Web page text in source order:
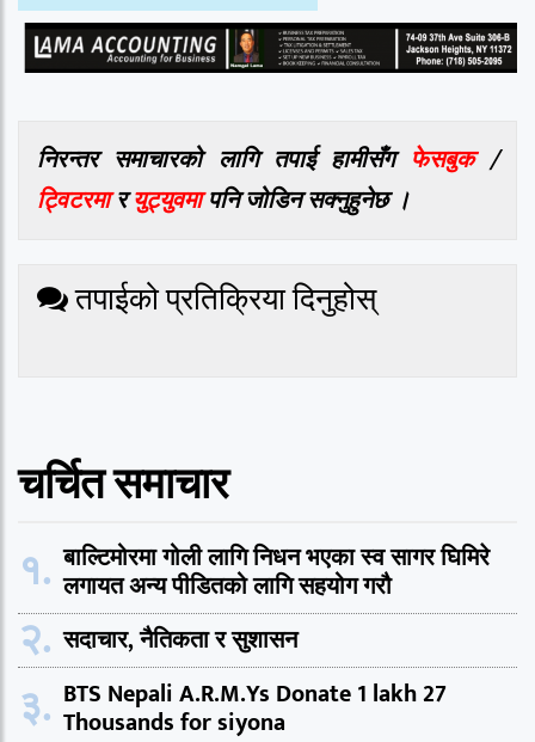
निरन्तर समाचारको लागि तपाई हामीसँग फेसबुक/
ट्विटरमारयुट्युवमापनि जोडिन सक्नुहुनेछ ।
तपाईको प्रतिक्रिया दिनुहोस्
चर्चित समाचार
१. बाल्टिमोरमा गोली लागि निधन भएका स्व सागर घिमिरे
लगायत अन्य पीडितको लागि सहयोग गरौ
२. सदाचार, नैतिकता र सुशासन
३. BTS Nepali A.R.M.Ys Donate 1 lakh 27
Thousands for siyona